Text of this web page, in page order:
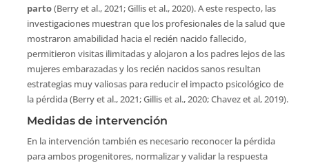
parto(Berry et al., 2021; Gillis et al., 2020). A este respecto, las
investigaciones muestran que los profesionales de la salud que
mostraron amabilidad hacia el recién nacido fallecido,
permitieron visitas ilimitadas y alojaron a los padres lejos de las
mujeres embarazadas y los recién nacidos sanos resultan
estrategias muy valiosas para reducir el impacto psicológico de
la pérdida (Berry et al., 2021; Gillis et al., 2020; Chavez et al, 2019).
Medidas de intervención
En la intervención también es necesario reconocer la pérdida
para ambos progenitores, normalizar y validar la respuesta